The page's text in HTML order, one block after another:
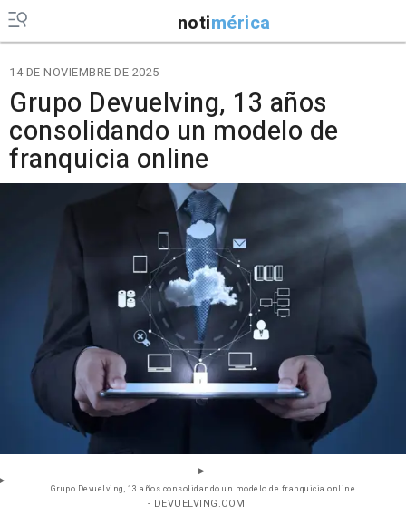
notimérica
14 DE NOVIEMBRE DE 2025
Grupo Devuelving, 13 años
consolidando un modelo de
franquicia online
Grupo Devuelving, 13 años consolidando un modelo de franquicia online
- DEVUELVING.COM